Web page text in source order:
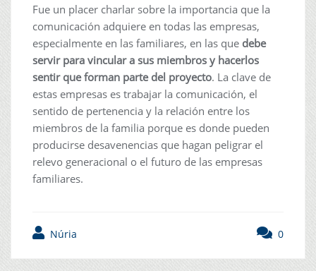
Fue un placer charlar sobre la importancia que la
comunicación adquiere en todas las empresas,
especialmente en las familiares, en las que debe
servir para vincular a sus miembros y hacerlos
sentir que forman parte del proyecto. La clave de
estas empresas es trabajar la comunicación, el
sentido de pertenencia y la relación entre los
miembros de la familia porque es donde pueden
producirse desavenencias que hagan peligrar el
relevo generacional o el futuro de las empresas
familiares.
Núria 0